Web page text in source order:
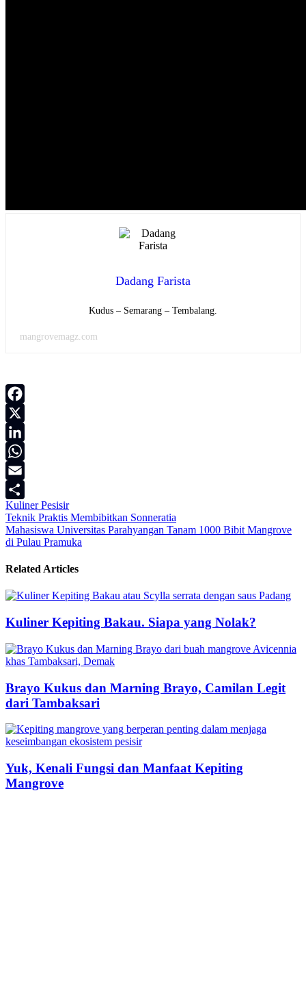
Dadang Farista
Kudus – Semarang – Tembalang.
mangrovemagz.com
Facebook
X
LinkedIn
WhatsApp
Email
Share
Kuliner Pesisir
Navigasi
pos
Teknik Praktis Membibitkan Sonneratia
Mahasiswa Universitas Parahyangan Tanam 1000 Bibit Mangrove
di Pulau Pramuka
Related Articles
Kuliner Kepiting Bakau. Siapa yang Nolak?
Brayo Kukus dan Marning Brayo, Camilan Legit
dari Tambaksari
Yuk, Kenali Fungsi dan Manfaat Kepiting
Mangrove